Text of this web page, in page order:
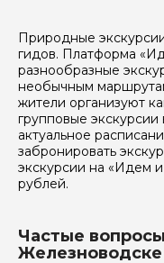
Природные
гидов. Платформа
разнообразные
необычным
жители организуют
групповые
актуальное
забронировать
экскурсии на «Идем
рублей.
Частые
Железноводске